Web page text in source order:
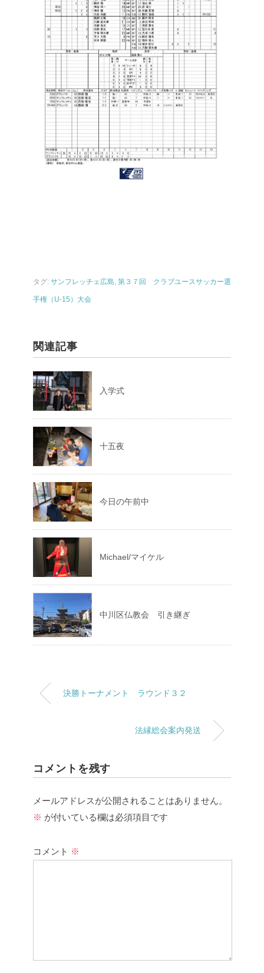
タグ: サンフレッチェ広島, 第３７回 クラブユースサッカー選
手権（U-15）大会
関連記事
入学式
十五夜
今日の午前中
Michael/マイケル
中川区仏教会 引き継ぎ
決勝トーナメント ラウンド３２
法縁総会案内発送
コメントを残す
メールアドレスが公開されることはありません。
※ が付いている欄は必須項目です
コメント ※